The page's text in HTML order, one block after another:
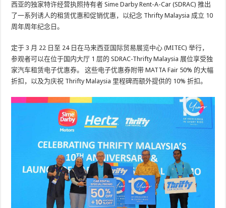
西亚的独家特许经营执照持有者 Sime Darby Rent-A-Car (SDRAC) 推出
了一系列诱人的租赁优惠和促销优惠，以纪念 Thrifty Malaysia 成立 10
周年周年纪念日。
定于 3 月 22 日至 24 日在马来西亚国际贸易展览中心 (MITEC) 举行，
参观者可以在位于国内大厅 1 层的 SDRAC-Thrifty Malaysia 展位享受独
家汽车租赁电子优惠券。 这些电子优惠券附带 MATTA Fair 50% 的大幅
折扣，以及为庆祝 Thrifty Malaysia 里程碑而额外提供的 10% 折扣。